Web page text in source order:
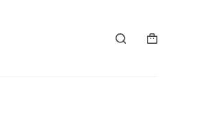
Panier